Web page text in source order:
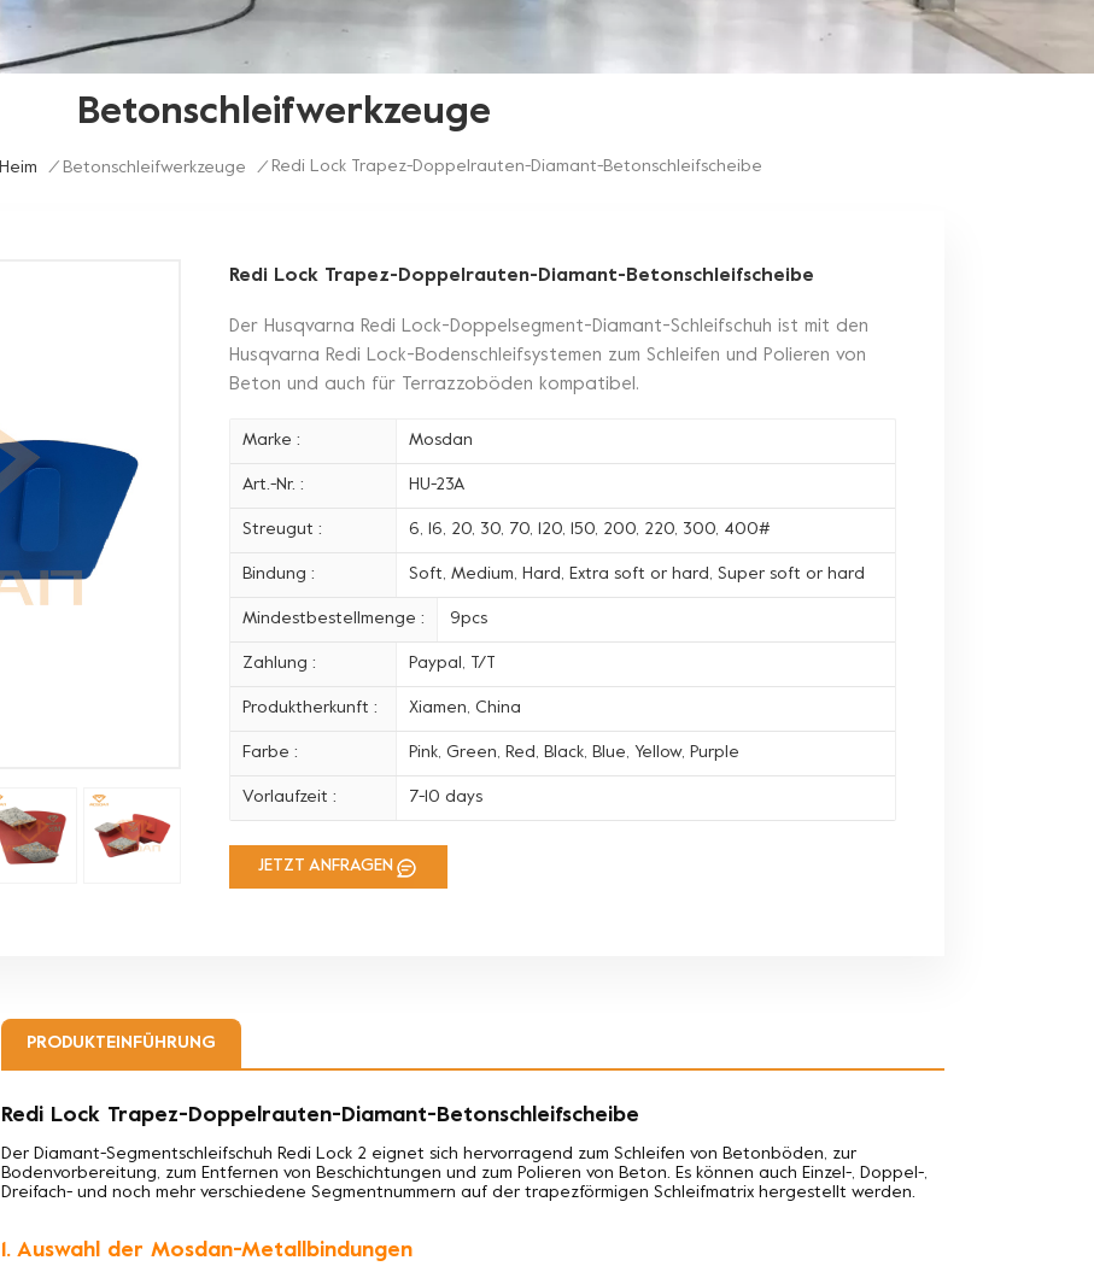
Betonschleifwerkzeuge
Heim / Betonschleifwerkzeuge / Redi Lock Trapez-Doppelrauten-Diamant-Betonschleifscheibe
Redi Lock Trapez-Doppelrauten-Diamant-Betonschleifscheibe
Der Husqvarna Redi Lock-Doppelsegment-Diamant-Schleifschuh ist mit den
Husqvarna Redi Lock-Bodenschleifsystemen zum Schleifen und Polieren von
Beton und auch für Terrazzoböden kompatibel.
Marke : Mosdan
Art.-Nr. : HU-23A
Streugut : 6, 16, 20, 30, 70, 120, 150, 200, 220, 300, 400#
Bindung : Soft, Medium, Hard, Extra soft or hard, Super soft or hard
Mindestbestellmenge : 9pcs
Zahlung : Paypal, T/T
Produktherkunft : Xiamen, China
Farbe : Pink, Green, Red, Black, Blue, Yellow, Purple
Vorlaufzeit : 7-10 days
JETZT ANFRAGEN
PRODUKTEINFÜHRUNG
Redi Lock Trapez-Doppelrauten-Diamant-Betonschleifscheibe
Der Diamant-Segmentschleifschuh Redi Lock 2 eignet sich hervorragend zum Schleifen von Betonböden, zur
Bodenvorbereitung, zum Entfernen von Beschichtungen und zum Polieren von Beton. Es können auch Einzel-, Doppel-,
Dreifach- und noch mehr verschiedene Segmentnummern auf der trapezförmigen Schleifmatrix hergestellt werden.
1. Auswahl der Mosdan-Metallbindungen